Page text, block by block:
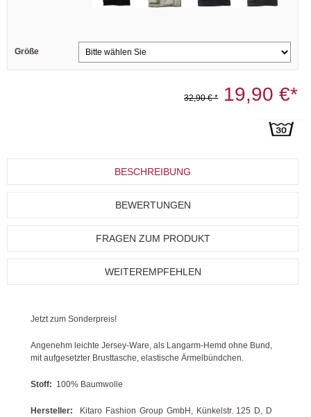
Größe
32,90 € * 19,90 €*
BESCHREIBUNG
BEWERTUNGEN
FRAGEN ZUM PRODUKT
WEITEREMPFEHLEN
Jetzt zum Sonderpreis!
Angenehm leichte Jersey-Ware, als Langarm-Hemd ohne Bund,
mit aufgesetzter Brusttasche, elastische Ärmelbündchen.
Stoff: 100% Baumwolle
Hersteller: Kitaro Fashion Group GmbH, Künkelstr. 125 D, D